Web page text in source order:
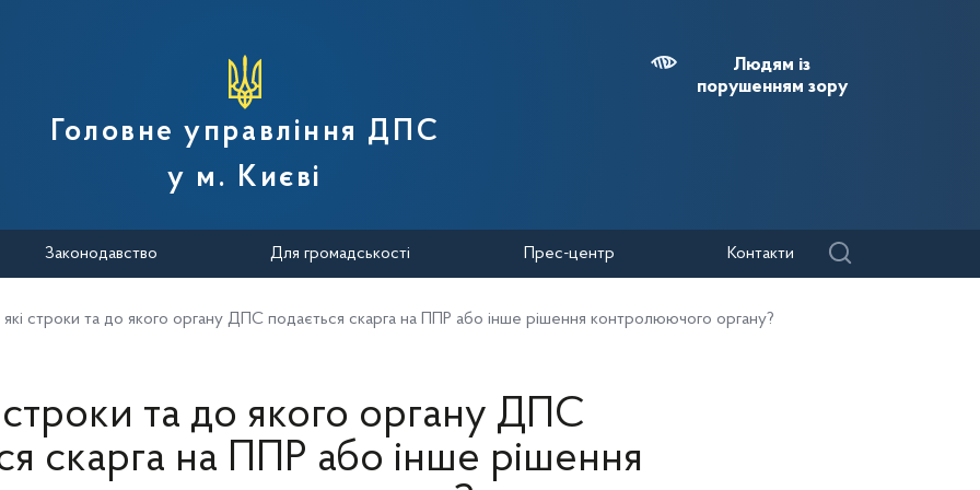
податкової служби України
Головне управління ДПС
у м. Києві
Людям із
порушенням зору
Законодавство Для громадськості Прес-центр Контакти
строки та до якого органу ДПС подається скарга на ППР або інше рішення контролюючого органу?
строки та до якого органу ДПС
скарга на ППР або інше рішення